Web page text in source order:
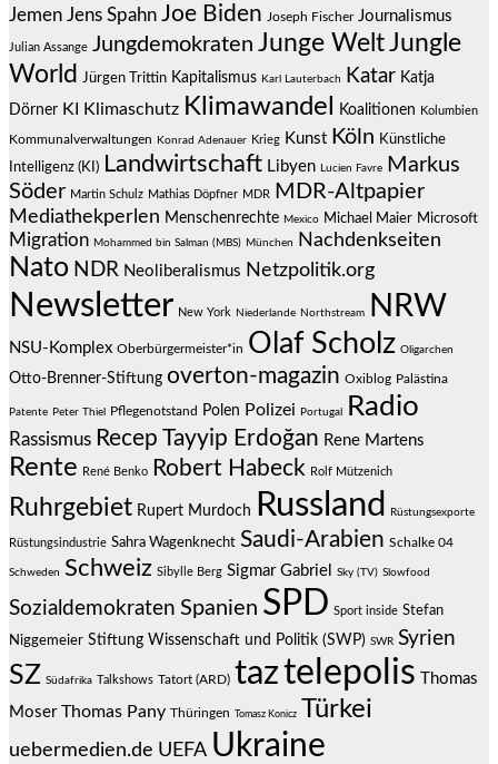
Jemen Jens Spahn Joe Biden Joseph Fischer Journalismus
Julian Assange Jungdemokraten Junge WeltJungle
World
Jürgen Trittin Kapitalismus Karl Lauterbach Katar Katja
Dörner KI Klimaschutz Klimawandel Koalitionen Kolumbien
Kommunalverwaltungen Konrad Adenauer Krieg Kunst Köln Künstliche
Intelligenz (KI) Landwirtschaft Libyen Lucien Favre
Markus
Söder Martin Schulz Mathias Döpfner MDR MDR-Altpapier
Mediathekperlen Menschenrechte Mexico Michael Maier Microsoft
Migration Mohammed bin Salman (MBS) München Nachdenkseiten
Nato NDR Neoliberalismus Netzpolitik.org
Newsletter New York Niederlande Northstream NRW
NSU-Komplex Oberbürgermeister*in Olaf Scholz Oligarchen
Otto-Brenner-Stiftung overton-magazin Oxiblog Palästina
Patente Peter Thiel Pflegenotstand Polen Polizei Portugal Radio
Rassismus Recep Tayyip Erdoğan Rene Martens
Rente René Benko Robert Habeck Rolf Mützenich
Ruhrgebiet Rupert Murdoch Russland Rüstungsexporte
Rüstungsindustrie Sahra Wagenknecht Saudi-Arabien Schalke 04
Schweden Schweiz Sibylle Berg Sigmar Gabriel Sky (TV) Slowfood
Sozialdemokraten Spanien SPD Sport inside Stefan
Niggemeier Stiftung Wissenschaft und Politik (SWP) SWR Syrien
SZ Südafrika Talkshows Tatort (ARD) taztelepolis Thomas
Moser Thomas Pany Thüringen Tomasz Konicz Türkei
uebermedien.de UEFA Ukraine